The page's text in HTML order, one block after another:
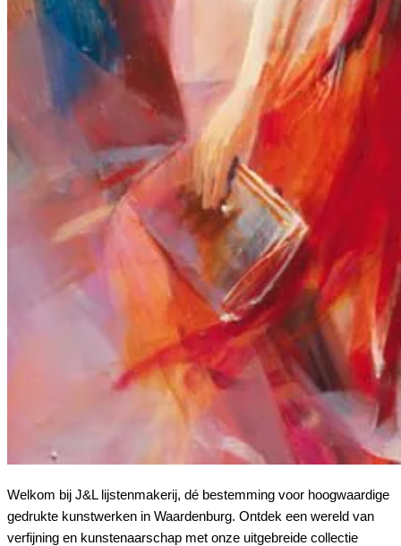
Welkom bij J&L lijstenmakerij, dé bestemming voor hoogwaardige
gedrukte kunstwerken in Waardenburg. Ontdek een wereld van
verfijning en kunstenaarschap met onze uitgebreide collectie